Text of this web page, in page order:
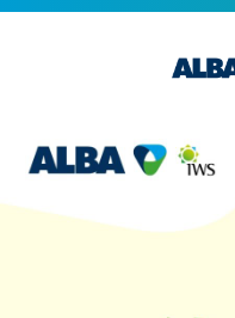
Skip